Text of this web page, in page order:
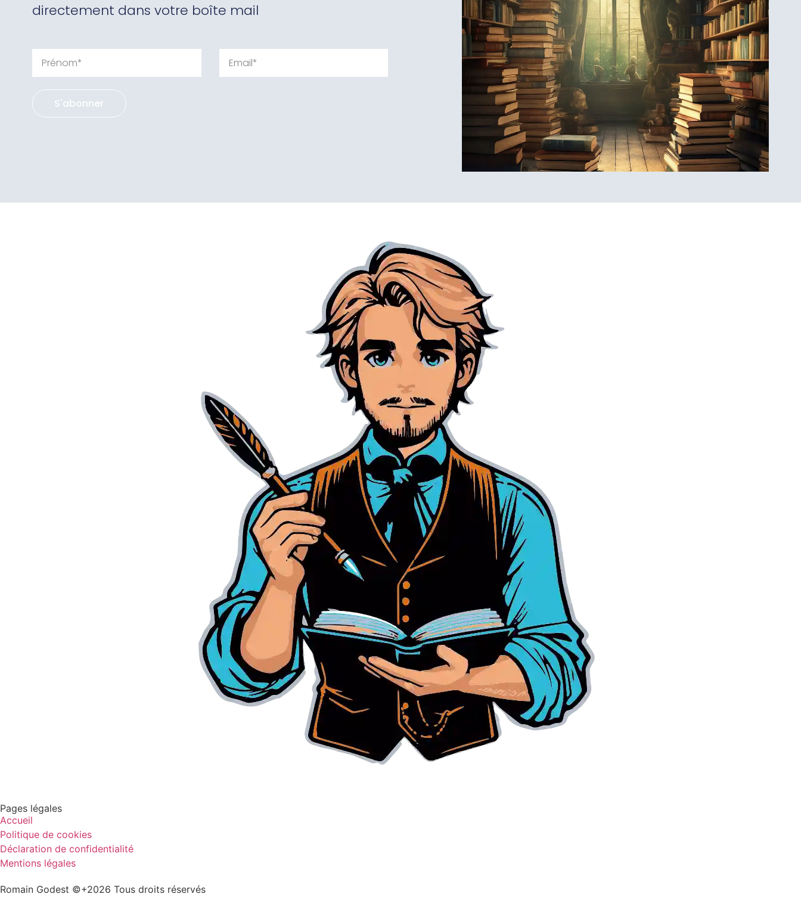
directement dans votre boîte mail
S'abonner
Pages légales
Accueil
Politique de cookies
Déclaration de confidentialité
Mentions légales
Romain Godest ©+2026 Tous droits réservés